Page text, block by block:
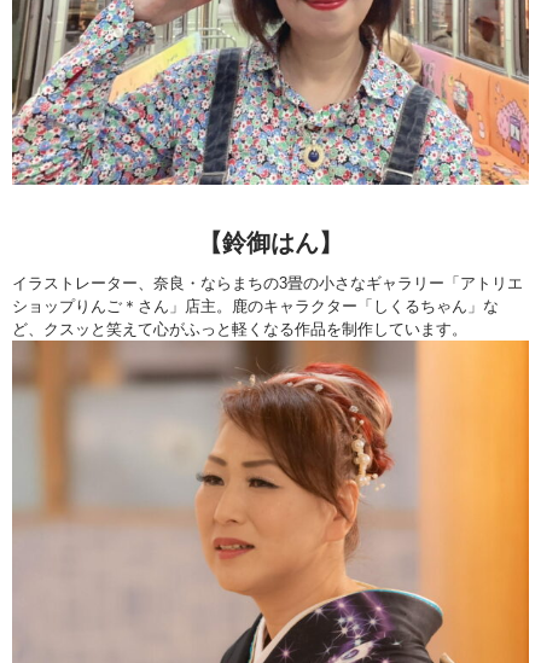
【鈴御はん】
イラストレーター、奈良・ならまちの3畳の小さなギャラリー「アトリエ
ショップりんご＊さん」店主。鹿のキャラクター「しくるちゃん」な
ど、クスッと笑えて心がふっと軽くなる作品を制作しています。